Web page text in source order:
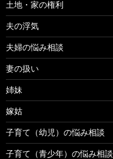
土地・家の権利
夫の浮気
夫婦の悩み相談
妻の扱い
姉妹
嫁姑
子育て（幼児）の悩み相談
子育て（青少年）の悩み相談